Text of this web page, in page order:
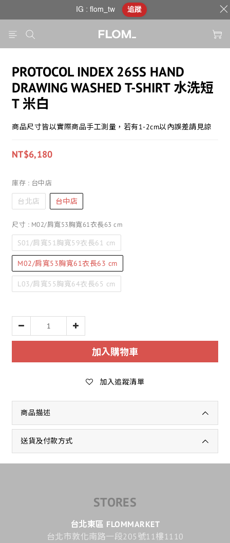
PROTOCOL INDEX 26SS HAND
DRAWING WASHED T-SHIRT 水洗短
T 米白
商品尺寸皆以實際商品手工測量，若有1-2cm以內誤差請見諒
NT$6,180
庫存 : 台中店
台北店 台中店
尺寸 : M02/肩寬53胸寬61衣長63 cm
S01/肩寬51胸寬59衣長61 cm
M02/肩寬53胸寬61衣長63 cm
L03/肩寬55胸寬64衣長65 cm
加入購物車
加入追蹤清單
商品描述
送貨及付款方式
STORES
台北東區 FLOMMARKET
台北市敦化南路一段205號11樓1110
IG : flom_tw 追蹤